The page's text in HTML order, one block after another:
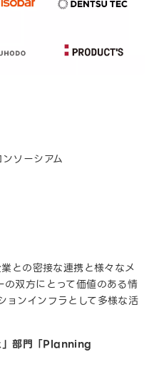
ソーシアム
との密接な連携と様々なメ
の双方にとって価値のある情
ョンインフラとして多様な活
部門「Planning